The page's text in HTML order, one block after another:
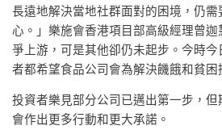
長遠地解決當地社群面對的困境，仍需
心。」樂施會香港項目部高級經理曾
爭上游，可是其他卻仍未起步。今時
者都希望食品公司會為解決饑餓和貧困
投資者樂見部分公司已邁出第一步，
會作出更多行動和更大承諾。